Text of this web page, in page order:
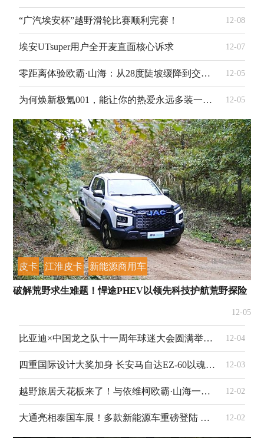
“广汽埃安杯”越野滑轮比赛顺利完赛！ 12-08
埃安UTsuper用户全开麦直面核心诉求 12-07
零距离体验欧霸·山海：从28度陡坡缓降到交叉轴的全能征服 12-05
为何焕新极氪001，能让你的热爱永远多装一件？ 12-05
皮卡 江淮皮卡 新能源商用车
破解荒野求生难题！悍途PHEV以领先科技护航荒野探险
12-05
比亚迪×中国龙之队十一周年球迷大会圆满举行，与全国球迷共赴山城之约 12-04
四重国际设计大奖加身 长安马自达EZ-60以魂动美学定义全球新能源设计标杆 12-03
越野旅居天花板来了！与依维柯欧霸·山海一起勇闯天涯！ 12-02
大通亮相泰国车展！多款新能源车重磅登陆 东南亚出海再添新动能 12-02